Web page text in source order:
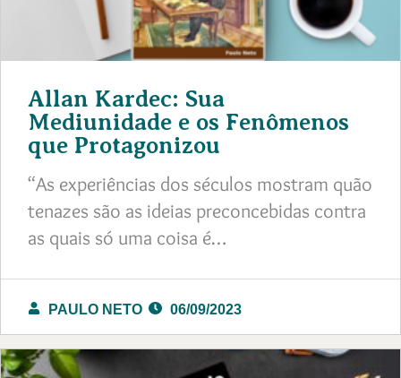
Allan Kardec: Sua
Mediunidade e os Fenômenos
que Protagonizou
“As experiências dos séculos mostram quão
tenazes são as ideias preconcebidas contra
as quais só uma coisa é…
PAULO NETO 06/09/2023